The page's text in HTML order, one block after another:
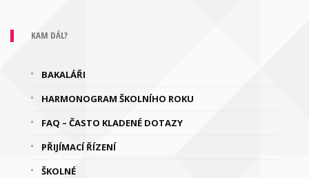
KAM DÁL?
BAKALÁŘI
HARMONOGRAM ŠKOLNÍHO ROKU
FAQ – ČASTO KLADENÉ DOTAZY
PŘIJÍMACÍ ŘÍZENÍ
ŠKOLNÉ